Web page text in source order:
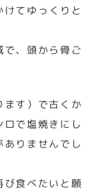
てゆっくりと
、頭から骨ご
ます）で古くか
で塩焼きにし
りませんでし
食べたいと願